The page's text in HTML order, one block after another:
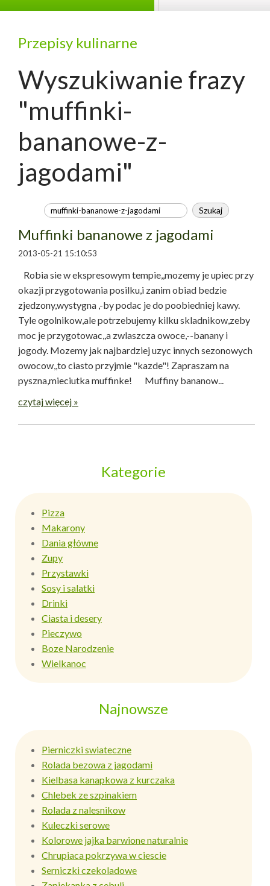
Przepisy kulinarne
Wyszukiwanie frazy
"muffinki-
bananowe-z-
jagodami"
Muffinki bananowe z jagodami
2013-05-21 15:10:53
Robia sie w ekspresowym tempie,,mozemy je upiec przy
okazji przygotowania posilku,i zanim obiad bedzie
zjedzony,wystygna ,-by podac je do poobiedniej kawy.
Tyle ogolnikow,ale potrzebujemy kilku skladnikow,zeby
moc je przygotowac,,a zwlaszcza owoce,--banany i
jogody. Mozemy jak najbardziej uzyc innych sezonowych
owocow,,to ciasto przyjmie "kazde"! Zapraszam na
pyszna,mieciutka muffinke! Muffiny bananow...
czytaj więcej »
Kategorie
Pizza
Makarony
Dania główne
Zupy
Przystawki
Sosy i salatki
Drinki
Ciasta i desery
Pieczywo
Boze Narodzenie
Wielkanoc
Najnowsze
Pierniczki swiateczne
Rolada bezowa z jagodami
Kielbasa kanapkowa z kurczaka
Chlebek ze szpinakiem
Rolada z nalesnikow
Kuleczki serowe
Kolorowe jajka barwione naturalnie
Chrupiaca pokrzywa w ciescie
Serniczki czekoladowe